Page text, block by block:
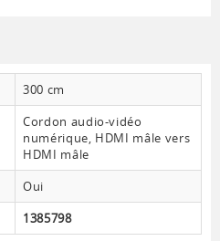
300 cm
Cordon audio-vidéo
numérique, HDMI mâle vers
HDMI mâle
Oui
1385798